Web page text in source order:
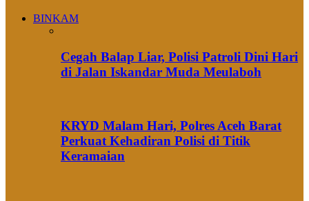
BINKAM
Cegah Balap Liar, Polisi Patroli Dini Hari
di Jalan Iskandar Muda Meulaboh
KRYD Malam Hari, Polres Aceh Barat
Perkuat Kehadiran Polisi di Titik
Keramaian